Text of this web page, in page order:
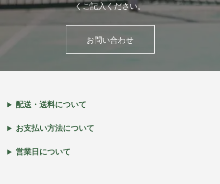
くご記入ください。
お問い合わせ
配送・送料について
お支払い方法について
営業日について